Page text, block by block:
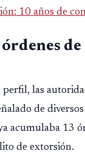
10 años de
perfil, las
de
acumulaba 13
de extorsión.